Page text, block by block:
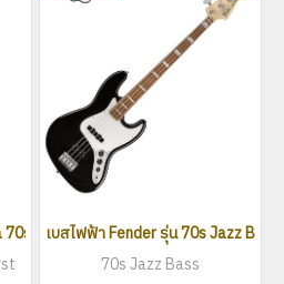
Jazz Bass
เบสไฟฟ้า Fender รุ่น 70s Jazz Bass
70s Jazz Bass